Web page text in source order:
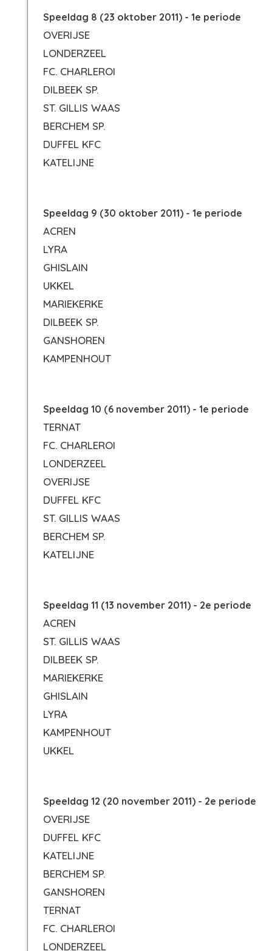
Speeldag 8 (23 oktober 2011) - 1e periode
OVERIJSE
LONDERZEEL
FC. CHARLEROI
DILBEEK SP.
ST. GILLIS WAAS
BERCHEM SP.
DUFFEL KFC
KATELIJNE
Speeldag 9 (30 oktober 2011) - 1e periode
ACREN
LYRA
GHISLAIN
UKKEL
MARIEKERKE
DILBEEK SP.
GANSHOREN
KAMPENHOUT
Speeldag 10 (6 november 2011) - 1e periode
TERNAT
FC. CHARLEROI
LONDERZEEL
OVERIJSE
DUFFEL KFC
ST. GILLIS WAAS
BERCHEM SP.
KATELIJNE
Speeldag 11 (13 november 2011) - 2e periode
ACREN
ST. GILLIS WAAS
DILBEEK SP.
MARIEKERKE
GHISLAIN
LYRA
KAMPENHOUT
UKKEL
Speeldag 12 (20 november 2011) - 2e periode
OVERIJSE
DUFFEL KFC
KATELIJNE
BERCHEM SP.
GANSHOREN
TERNAT
FC. CHARLEROI
LONDERZEEL